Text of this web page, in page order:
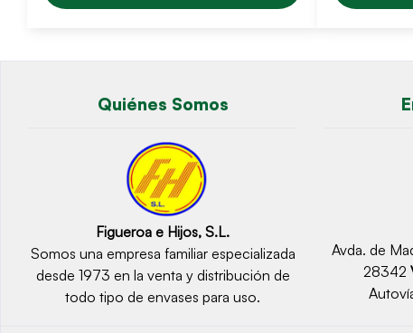
Quiénes Somos
Figueroa e Hijos, S.L.
Somos una empresa familiar especializada
desde 1973 en la venta y distribución de
todo tipo de envases para uso.
Avda. de
28342